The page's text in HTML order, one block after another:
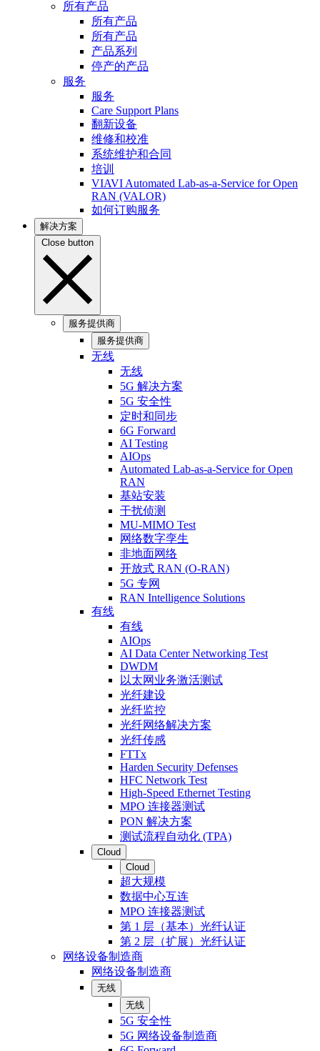
所有产品
所有产品
所有产品
产品系列
停产的产品
服务
服务
Care Support Plans
翻新设备
维修和校准
系统维护和合同
培训
VIAVI Automated Lab-as-a-Service for Open
RAN (VALOR)
如何订购服务
解决方案
Close button
服务提供商
服务提供商
无线
无线
5G 解决方案
5G 安全性
定时和同步
6G Forward
AI Testing
AIOps
Automated Lab-as-a-Service for Open
RAN
基站安装
干扰侦测
MU-MIMO Test
网络数字孪生
非地面网络
开放式 RAN (O-RAN)
5G 专网
RAN Intelligence Solutions
有线
有线
AIOps
AI Data Center Networking Test
DWDM
以太网业务激活测试
光纤建设
光纤监控
光纤网络解决方案
光纤传感
FTTx
Harden Security Defenses
HFC Network Test
High-Speed Ethernet Testing
MPO 连接器测试
PON 解决方案
测试流程自动化 (TPA)
Cloud
Cloud
超大规模
数据中心互连
MPO 连接器测试
第 1 层（基本）光纤认证
第 2 层（扩展）光纤认证
网络设备制造商
网络设备制造商
无线
无线
5G 安全性
5G 网络设备制造商